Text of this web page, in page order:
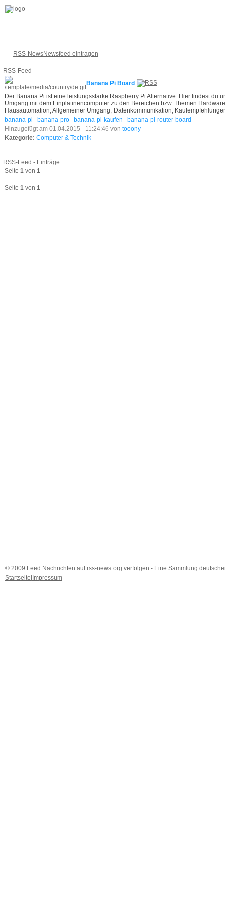
RSS-NewsNewsfeed eintragen
RSS-Feed
Banana Pi Board
Der Banana Pi ist eine leistungsstarke Raspberry Pi Alternative. Hier findest du
Umgang mit dem Einplatinencomputer zu den Bereichen bzw. Themen
Hausautomation, Allgemeiner Umgang, Datenkommunikation,
banana-pi
banana-pro banana-pi-kaufen
banana-pi-router-board
Hinzugefügt am 01.04.2015 - 11:24:46 von tooony
Kategorie: Computer & Technik
RSS-Feed - Einträge
Seite 1 von 1
Seite 1 von 1
© 2009 Feed Nachrichten auf rss-news.org verfolgen - Eine Sammlung
Startseite Impressum